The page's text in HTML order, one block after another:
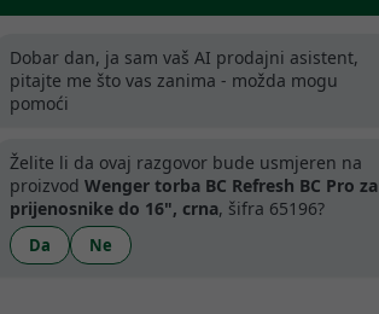
cijene bez PDV-a. Za tvrtke
prodaju odobravamo popuste.
samo za tvrtke koje se bave
Dobar dan, ja sam vaš AI prodajni asistent,
pitajte me što vas zanima - možda mogu
pomoći
Želite li da ovaj razgovor bude usmjeren na
proizvod Wenger torba BC Refresh BC Pro za
prijenosnike do 16", crna, šifra 65196?
Da Ne